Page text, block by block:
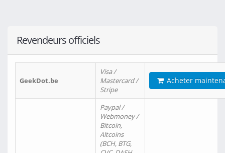
Revendeurs officiels
GeekDot.be
Visa /
Mastercard /
Stripe
Acheter
Paypal /
Webmoney /
Bitcoin,
Altcoins
(BCH, BTG,